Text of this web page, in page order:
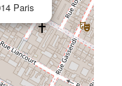
Paris